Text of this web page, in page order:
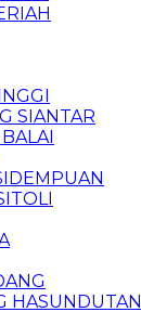
SIANTAR
HASUNDUTAN